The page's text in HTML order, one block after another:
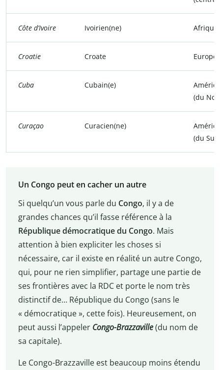
Côte d’Ivoire Ivoirien(ne) Afrique
Croatie Croate Europe
Cuba Cubain(e)
(du
Curaçao Curacien(ne)
(du
Un Congo peut en cacher un autre
Si quelqu’un vous parle du Congo, il y a de
grandes chances qu’il fasse référence à la
République démocratique du Congo. Mais
attention à bien expliciter les choses si
nécessaire, car il existe en réalité un autre Congo,
qui, pour ne rien simplifier, partage une partie de
ses frontières avec la RDC et porte le nom très
distinctif de… République du Congo (sans le
« démocratique », cette fois). Heureusement, on
peut aussi l’appeler Congo-Brazzaville(du nom de
sa capitale).
Le Congo-Brazzaville est beaucoup moins étendu